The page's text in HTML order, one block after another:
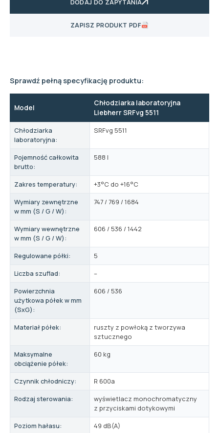
DODAJ DO ZAPYTANIA
ZAPISZ PRODUKT PDF
Sprawdź pełną specyfikację produktu:
Model
Chłodziarka laboratoryjna
Liebherr SRFvg 5511
Chłodziarka
laboratoryjna:
SRFvg 5511
Pojemność całkowita
brutto:
588 l
Zakres temperatury:
+3°C do +16°C
Wymiary zewnętrzne
w mm (S / G / W):
747 / 769 / 1684
Wymiary wewnętrzne
w mm (S / G / W):
606 / 536 / 1442
Regulowane półki:
5
Liczba szuflad:
–
Powierzchnia
użytkowa półek w mm
(SxG):
606 / 536
Materiał półek:
ruszty z powłoką z tworzywa
sztucznego
Maksymalne
obciążenie półek:
60 kg
Czynnik chłodniczy:
R 600a
Rodzaj sterowania:
wyświetlacz monochromatyczny
z przyciskami dotykowymi
Poziom hałasu:
49 dB(A)